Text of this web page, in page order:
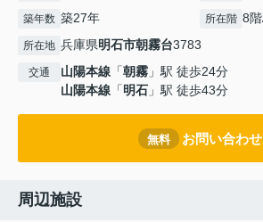
築年数 築27年 所在階 8
所在地 兵庫県明石市朝霧台3783
交通 山陽本線 「朝霧 」駅 徒歩24分
山陽本線 「明石 」駅 徒歩43分
無料 お問い合わせ
周辺施設